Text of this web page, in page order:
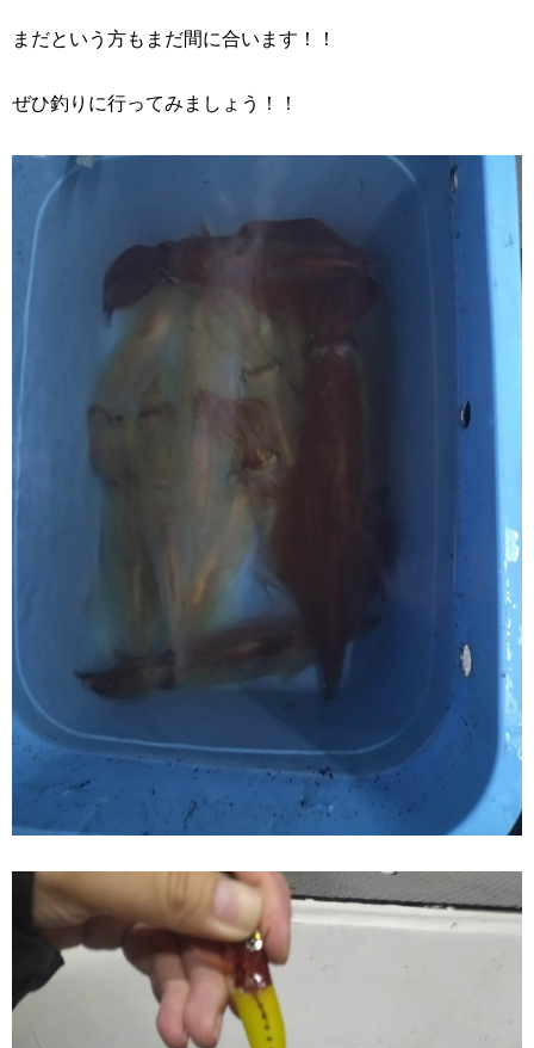
まだという方もまだ間に合います！！
ぜひ釣りに行ってみましょう！！